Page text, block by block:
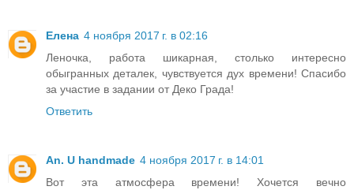
Елена 4 ноября 2017 г. в 02:16
Леночка, работа шикарная, столько интересно
обыгранных деталек, чувствуется дух времени! Спасибо
за участие в задании от Деко Града!
Ответить
An. U handmade 4 ноября 2017 г. в 14:01
Вот эта атмосфера времени! Хочется вечно